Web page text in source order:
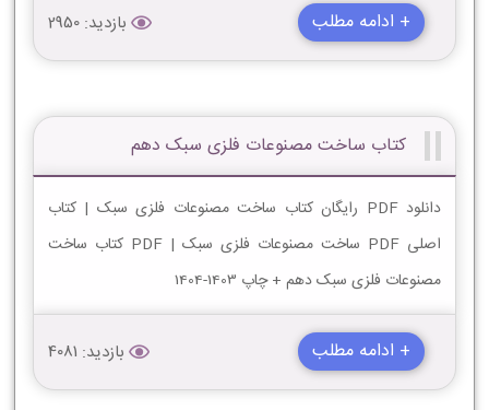
+ ادامه مطلب بازدید: 2950
کتاب ساخت مصنوعات فلزی سبک دهم
دانلود PDF رایگان کتاب ساخت مصنوعات فلزی سبک | کتاب
اصلی PDF ساخت مصنوعات فلزی سبک | PDF کتاب ساخت
مصنوعات فلزی سبک دهم + چاپ 1403-1404
+ ادامه مطلب بازدید: 4081